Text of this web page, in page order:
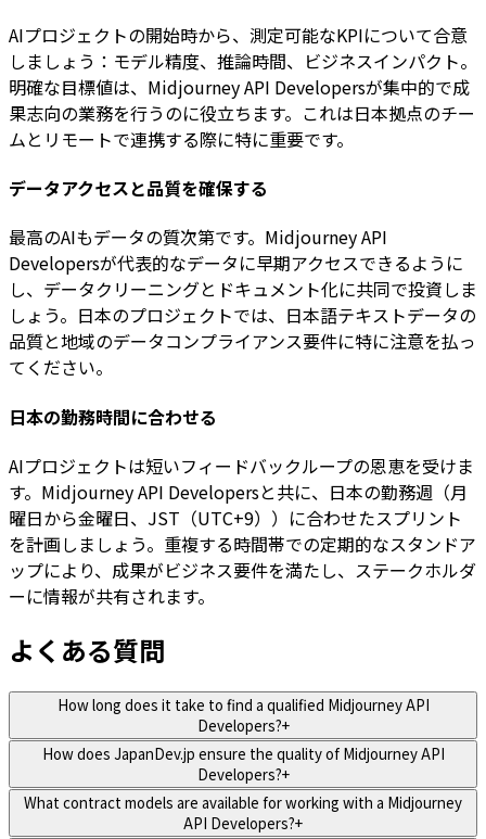
AIプロジェクトの開始時から、測定可能なKPIについて合意
しましょう：モデル精度、推論時間、ビジネスインパクト。
明確な目標値は、Midjourney API Developersが集中的で成
果志向の業務を行うのに役立ちます。これは日本拠点のチー
ムとリモートで連携する際に特に重要です。
データアクセスと品質を確保する
最高のAIもデータの質次第です。Midjourney API
Developersが代表的なデータに早期アクセスできるように
し、データクリーニングとドキュメント化に共同で投資しま
しょう。日本のプロジェクトでは、日本語テキストデータの
品質と地域のデータコンプライアンス要件に特に注意を払っ
てください。
日本の勤務時間に合わせる
AIプロジェクトは短いフィードバックループの恩恵を受けま
す。Midjourney API Developersと共に、日本の勤務週（月
曜日から金曜日、JST（UTC+9））に合わせたスプリント
を計画しましょう。重複する時間帯での定期的なスタンドア
ップにより、成果がビジネス要件を満たし、ステークホルダ
ーに情報が共有されます。
よくある質問
How long does it take to find a qualified Midjourney API
Developers?+
How does JapanDev.jp ensure the quality of Midjourney API
Developers?+
What contract models are available for working with a Midjourney
API Developers?+